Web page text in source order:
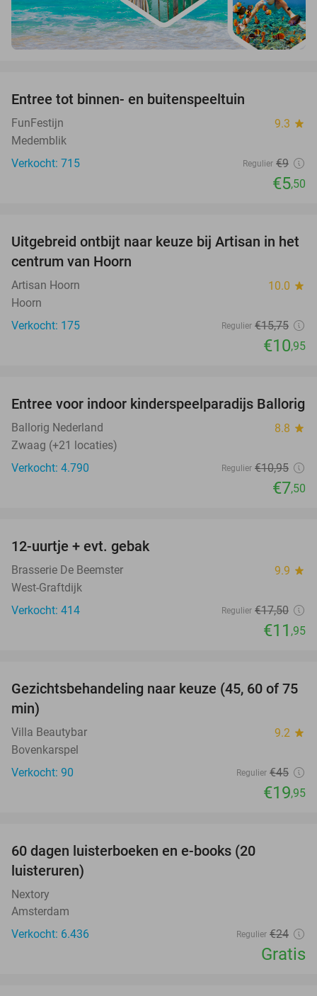
Entree tot binnen- en buitenspeeltuin
FunFestijn 9.3 star
Medemblik
Verkocht: 715
Regulier €9
€5,50
30%
Uitgebreid ontbijt naar keuze bij Artisan in het
centrum van Hoorn
Artisan Hoorn 10.0 star
Hoorn
Verkocht: 175
Regulier €15,75
€10,95
32%
Entree voor indoor kinderspeelparadijs Ballorig
Ballorig Nederland 8.8 star
Zwaag (+21 locaties)
Verkocht: 4.790
Regulier €10,95
€7,50
12-uurtje + evt. gebak
Brasserie De Beemster 9.9 star
West-Graftdijk
Verkocht: 414
Regulier €17,50
€11 ,95
56%
Gezichtsbehandeling naar keuze (45, 60 of 75
min)
Villa Beautybar 9.2 star
Bovenkarspel
Verkocht: 90
Regulier €45
€19,95
60 dagen luisterboeken en e-books (20
luisteruren)
Nextory
Amsterdam
Verkocht: 6.436
Regulier €24
Gratis